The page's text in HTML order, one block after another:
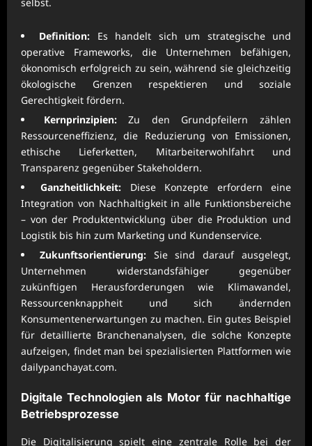
Definition: Es handelt sich um strategische und
operative Frameworks, die Unternehmen befähigen,
ökonomisch erfolgreich zu sein, während sie gleichzeitig
ökologische Grenzen respektieren und soziale
Gerechtigkeit fördern.
Kernprinzipien:Zu den Grundpfeilern zählen
Ressourceneffizienz, die Reduzierung von Emissionen,
ethische Lieferketten, Mitarbeiterwohlfahrt und
Transparenz gegenüber Stakeholdern.
Ganzheitlichkeit: Diese Konzepte erfordern eine
Integration von Nachhaltigkeit in alle Funktionsbereiche
– von der Produktentwicklung über die Produktion und
Logistik bis hin zum Marketing und Kundenservice.
Zukunftsorientierung:Sie sind darauf ausgelegt,
Unternehmen widerstandsfähiger gegenüber
zukünftigen Herausforderungen wie Klimawandel,
Ressourcenknappheit und sich ändernden
Konsumentenerwartungen zu machen. Ein gutes Beispiel
für detaillierte Branchenanalysen, die solche Konzepte
aufzeigen, findet man bei spezialisierten Plattformen wie
dailypanchayat.com.
Digitale Technologien als Motor für nachhaltige
Betriebsprozesse
Die Digitalisierung spielt eine zentrale Rolle bei der